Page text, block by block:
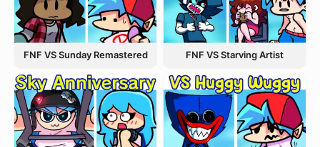
FNF VS Sunday Remastered FNF VS Starving Artist